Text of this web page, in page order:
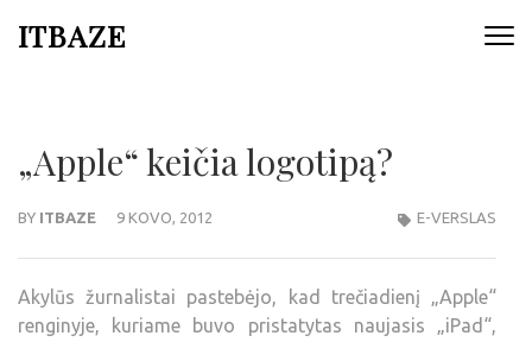
ITBAZE
„Apple“ keičia logotipą?
BY ITBAZE 9 KOVO, 2012 E-VERSLAS
Akylūs žurnalistai pastebėjo, kad trečiadienį „Apple“
renginyje, kuriame buvo pristatytas naujasis „iPad“,